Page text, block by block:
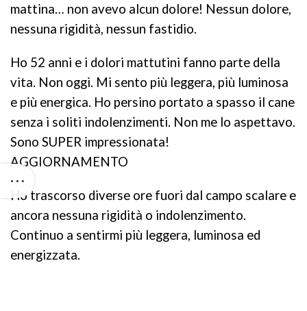
mattina… non avevo alcun dolore! Nessun dolore,
nessuna rigidità, nessun fastidio.
Ho 52 anni e i dolori mattutini fanno parte della
vita. Non oggi. Mi sento più leggera, più luminosa
e più energica. Ho persino portato a spasso il cane
senza i soliti indolenzimenti. Non me lo aspettavo.
Sono SUPER impressionata!
AGGIORNAMENTO
Ho trascorso diverse ore fuori dal campo scalare e
ancora nessuna rigidità o indolenzimento.
Continuo a sentirmi più leggera, luminosa ed
energizzata.